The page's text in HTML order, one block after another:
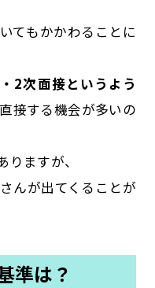
てもかかわることに
2次面接というよう
接する機会が多いの
ますが、
んが出てくることが
準は？